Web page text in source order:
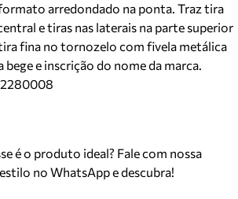
arredondado na ponta. Traz tira
e tiras nas laterais na parte superior
fina no tornozelo com fivela metálica
e inscrição do nome da marca.
é o produto ideal? Fale com nossa
no WhatsApp e descubra!